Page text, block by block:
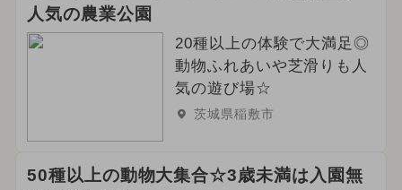
人気の農業公園
20種以上の体験で大満足◎
動物ふれあいや芝滑りも人
気の遊び場☆
茨城県稲敷市
50種以上の動物大集合☆3歳未満は入園無